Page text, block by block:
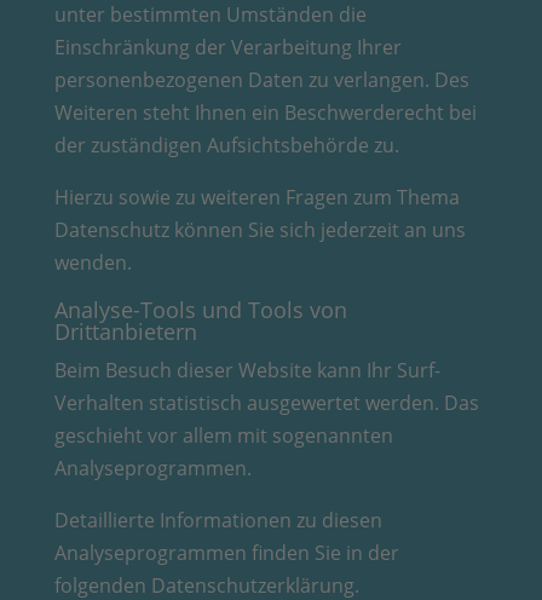
unter bestimmten Umständen die
Einschränkung der Verarbeitung Ihrer
personenbezogenen Daten zu verlangen. Des
Weiteren steht Ihnen ein Beschwerderecht bei
der zuständigen Aufsichtsbehörde zu.
Hierzu sowie zu weiteren Fragen zum Thema
Datenschutz können Sie sich jederzeit an uns
wenden.
Analyse-Tools und Tools von
Drittanbietern
Beim Besuch dieser Website kann Ihr Surf-
Verhalten statistisch ausgewertet werden. Das
geschieht vor allem mit sogenannten
Analyseprogrammen.
Detaillierte Informationen zu diesen
Analyseprogrammen finden Sie in der
folgenden Datenschutzerklärung.